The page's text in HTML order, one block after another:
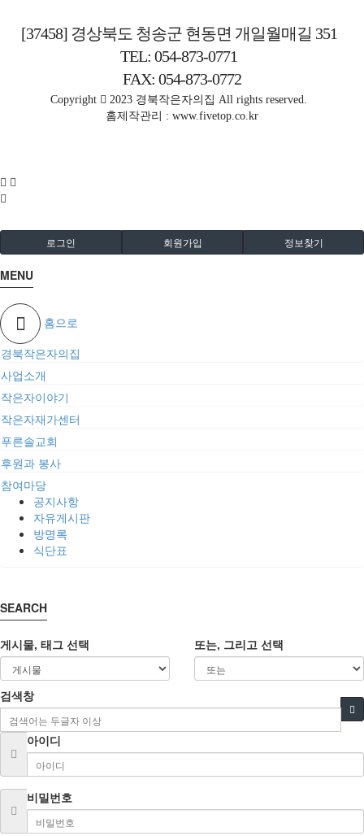
[37458] 경상북도 청송군 현동면 개일월매길 351
TEL: 054-873-0771
FAX: 054-873-0772
Copyright
2023 경북작은자의집 All rights reserved.
홈제작관리 : www.fivetop.co.kr
로그인 회원가입 정보찾기
MENU
홈으로
경북작은자의집
사업소개
작은자이야기
작은자재가센터
푸른솔교회
후원과 봉사
참여마당
공지사항
자유게시판
방명록
식단표
SEARCH
게시물, 태그 선택 또는, 그리고 선택
검색창
아이디
비밀번호